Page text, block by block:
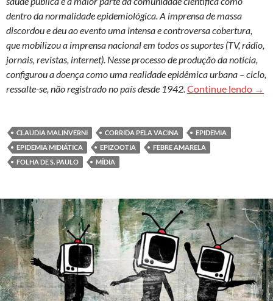
dentro da normalidade epidemiológica. A imprensa de massa
discordou e deu ao evento uma intensa e controversa cobertura,
que mobilizou a imprensa nacional em todos os suportes (TV, rádio,
jornais, revistas, internet). Nesse processo de produção da notícia,
configurou a doença como uma realidade epidêmica urbana – ciclo,
ressalte-se, não registrado no país desde 1942.Continue lendo →
CLAUDIA MALINVERNI CORRIDA PELA VACINA
EPIDEMIA
EPIDEMIA MIDIÁTICA
EPIZOOTIA
FEBRE AMARELA
FOLHA DE S. PAULO
MÍDIA